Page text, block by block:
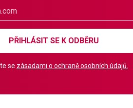
PŘIHLÁSIT SE K ODBĚRU
se zásadami o ochraně osobních údajů.